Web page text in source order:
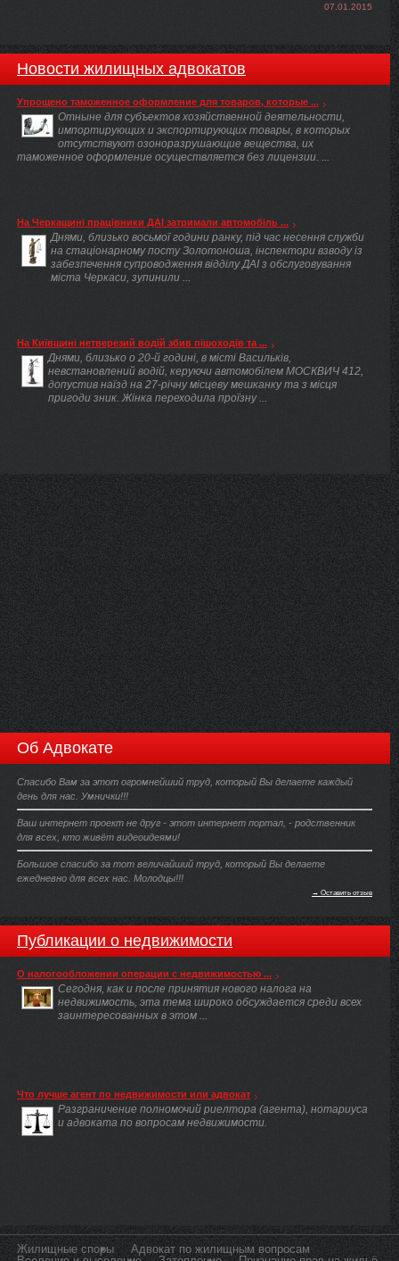
07.01.2015
Новости жилищных адвокатов
Упрощено таможенное оформление для товаров, которые ...
Отныне для субъектов хозяйственной деятельности,
импортирующих и экспортирующих товары, в которых
отсутствуют озоноразрушающие вещества, их
таможенное оформление осуществляется без лицензии. ...
На Черкащині працівники ДАІ затримали автомобіль ...
Днями, близько восьмої години ранку, під час несення служби
на стаціонарному посту Золотоноша, інспектори взводу із
забезпечення супроводження відділу ДАІ з обслуговування
міста Черкаси, зупинили ...
На Київщині нетверезий водій збив пішоходів та ...
Днями, близько о 20-й годині, в місті Васильків,
невстановлений водій, керуючи автомобілем МОСКВИЧ 412,
допустив наїзд на 27-річну місцеву мешканку та з місця
пригоди зник. Жінка переходила проїзну ...
Об Адвокате
Спасибо Вам за этот огромнейший труд, который Вы делаете каждый
день для нас. Умнички!!!
Ваш интернет проект не друг - этот интернет портал, - родственник
для всех, кто живёт видеоидеями!
Большое спасибо за тот величайший труд, который Вы делаете
ежедневно для всех нас. Молодцы!!!
→ Оставить отзыв
Публикации о недвижимости
О налогообложении операции с недвижимостью ...
Сегодня, как и после принятия нового налога на
недвижимость, эта тема широко обсуждается среди всех
заинтересованных в этом ...
Что лучше агент по недвижимости или адвокат
Разграничение полномочий риелтора (агента), нотариуса
и адвоката по вопросам недвижимости.
Жилищные споры
Адвокат по жилищным вопросам